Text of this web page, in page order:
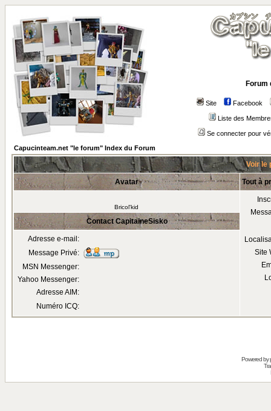
Forum
Site Facebook
Liste des
Se connecter pour
Capucinteam.net "le forum" Index du Forum
Voir le
Avatar Tout à
Bricol'kid
Site
Contact CapitaineSisko
Adresse e-mail:
Message Privé:
MSN Messenger:
Yahoo Messenger:
Adresse AIM:
Numéro ICQ:
Powered by